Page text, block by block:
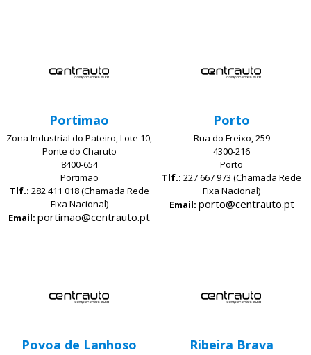
Portimao
Zona Industrial do Pateiro, Lote 10,
Ponte do Charuto
8400-654
Portimao
Tlf.: 282 411 018 (Chamada Rede
Fixa Nacional)
Email: portimao@centrauto.pt
Porto
Rua do Freixo, 259
4300-216
Porto
Tlf.:227 667 973 (Chamada Rede
Fixa Nacional)
Email: porto@centrauto.pt
Povoa de Lanhoso Ribeira Brava